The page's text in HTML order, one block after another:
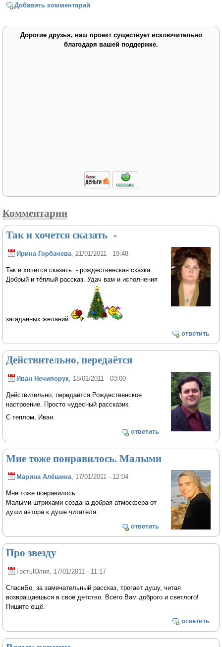
Добавить комментарий
Дорогие друзья, наш проект существует исключительно
благодаря вашей поддержке.
Комментарии
Так и хочется сказать -
Ирина Горбачева, 21/01/2011 - 19:48
Так и хочется сказать - рождественская сказка.
Добрый и тёплый рассказ. Удач вам и исполнения
загаданных желаний.
ответить
Действительно, передаётся
Иван Нечипорук , 18/01/2011 - 03:00
Действительно, передаётся Рождественское
настроение. Просто чудесный рассказик.
С теплом, Иван.
ответить
Мне тоже понравилось. Малыми
Марина Алёшина, 17/01/2011 - 12:04
Мне тоже понравилось.
Малыми штрихами создана добрая атмосфера от
души автора к душе читателя.
ответить
Про звезду
ГостьЮлия, 17/01/2011 - 11:17
СпасиБо, за замечательный рассказ, трогает душу, читая
возвращаешься в своё детство. Всего Вам доброго и светлого!
Пишите ещё.
ответить